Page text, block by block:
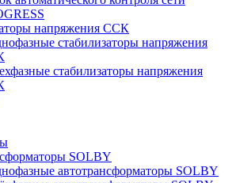
напряжения ССК
стабилизаторы напряжения
стабилизаторы напряжения
SOLBY
автотрансформаторы SOLBY